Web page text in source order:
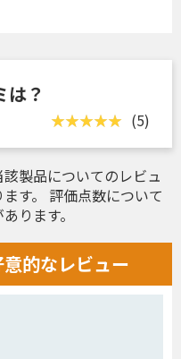
？
(5)
製品についてのレビュ
す。 評価点数について
ります。
的なレビュー